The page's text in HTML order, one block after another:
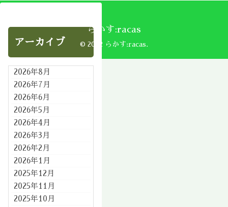
アーカイブ
2026年8月
2026年7月
2026年6月
2026年5月
2026年4月
2026年3月
2026年2月
2026年1月
2025年12月
2025年11月
2025年10月
らかす:racas
© 2002 らかす:racas.